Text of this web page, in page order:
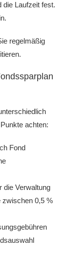
die Laufzeit fest.
regelmäßig
achten:
Fond
die Verwaltung
zwischen 0,5 %